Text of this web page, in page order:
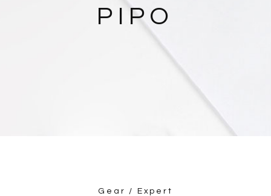
PIPO
Gear / Expert